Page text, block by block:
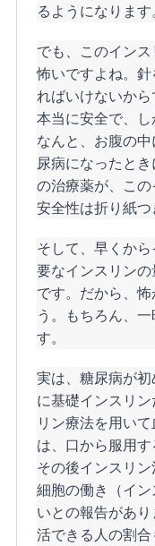
るようになります
でも、このイン
怖いですよね。
ればいけないか
本当に安全で、し
なんと、お腹の
尿病になったと
の治療薬が、この
安全性は折り紙つ
そして、早くか
要なインスリン
です。だから、
う。もちろん、
す。
実は、糖尿病が
に基礎インスリ
リン療法を用い
は、口から服用す
その後インスリ
細胞の働き（イ
いとの報告があ
活できる人の割合